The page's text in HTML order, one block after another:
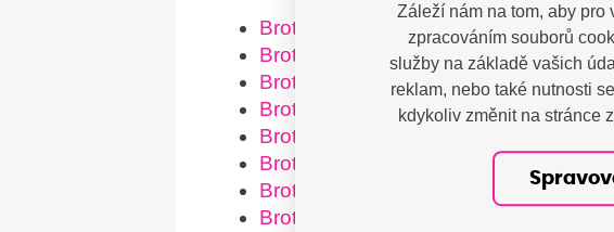
Brother P-Touch 1400
Brother P-Touch 1600
Brother P-Touch 1750
Brother P-Touch 1800
Brother P-Touch 1800E
Brother P-Touch 1830
Brother P-Touch 1850
Brother P-Touch 18R
Záleží nám na tom, aby
zpracováním souborů
služby na základě vašich
reklam, nebo také nutnosti
kdykoliv změnit na stránce